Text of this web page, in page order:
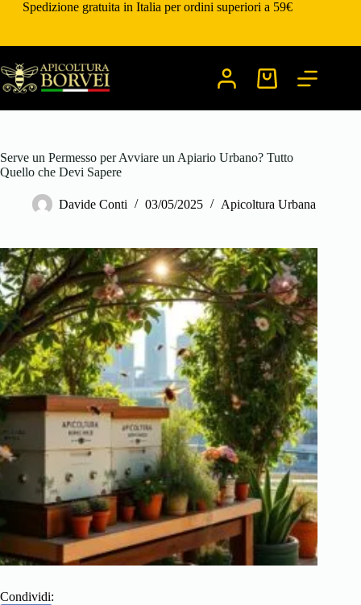
SaltaSpedizione gratuita in Italia per ordini superiori a 59€
Carrello
Serve un Permesso per Avviare un Apiario Urbano? Tutto
Quello che Devi Sapere
Davide Conti 03/05/2025 Apicoltura Urbana
Condividi: